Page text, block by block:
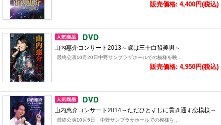
販売価格: 4,400円(税込)
山内惠介コンサート2013～歳は三十白皙美男～
最終公演10月20日中野サンプラザホールでの模様を映..
販売価格: 4,950円(税込)
山内惠介コンサート2014～ただひとすじに貫き通す恋模様～
最終公演10月5日 中野サンプラザホールでの模様を..